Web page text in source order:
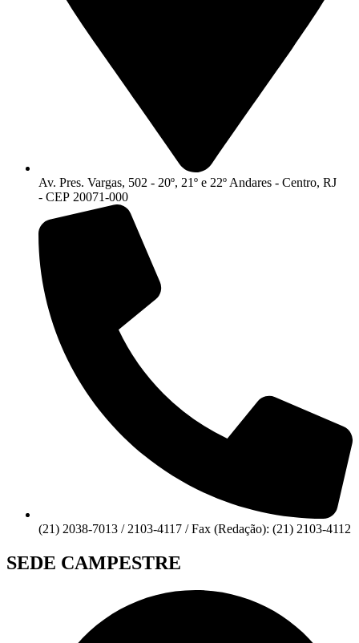
Av. Pres. Vargas, 502 - 20º, 21º e 22º Andares - Centro, RJ
- CEP 20071-000
(21) 2038-7013 / 2103-4117 / Fax (Redação): (21) 2103-4112
SEDE CAMPESTRE